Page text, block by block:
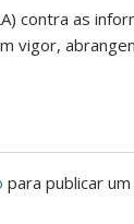
contra as
vigor,
para publicar